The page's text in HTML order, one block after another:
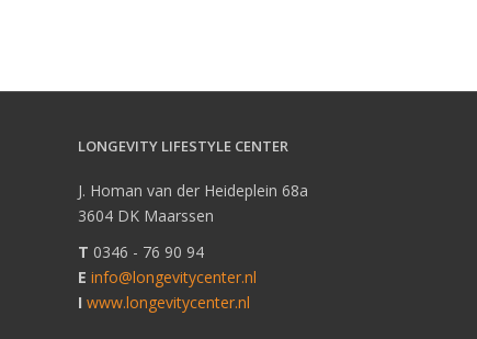
LONGEVITY LIFESTYLE CENTER
J. Homan van der Heideplein 68a
3604 DK Maarssen
T 0346 - 76 90 94
E info@longevitycenter.nl
I www.longevitycenter.nl